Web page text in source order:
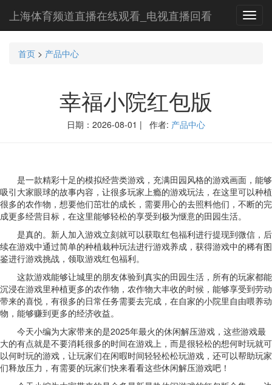
上海体育频道直播在线观看_电视直播回看
首页 > 产品中心
幸福小院红包版
日期：2026-08-01 | 作者: 产品中心
是一款精彩十足的模拟经营类游戏，充满田园风格的游戏画面，能够
吸引大家眼球的故事内容，让很多玩家上瘾的游戏玩法，在这里可以种植
很多的农作物，想要他们茁壮的成长，需要用心的去照料他们，不断的完
成更多经营目标，在这里能够轻松的享受到极为惬意的田园生活。
是真的。新人加入游戏立刻就可以获取红包福利进行提现到微信，后
续在游戏中通过简单的种植栽种玩法进行游戏养成，获得游戏中的稀有图
鉴进行游戏挑战，领取游戏红包福利。
这款游戏能够让城里的朋友体验到真实的田园生活，所有的玩家都能
沉浸在游戏里种植更多的农作物，农作物大丰收的时候，能够享受到劳动
带来的喜悦，有很多的日常任务需要去完成，在自家的小院里自由喂养动
物，能够赚到更多的经济收益。
今天小编为大家带来的是2025年最火的休闲解压游戏，这些游戏最
大的有点就是不要消耗很多的时间在游戏上，而是很轻松的想何时玩就可
以何时玩的游戏，让玩家们在闲暇时间轻轻松松玩游戏，还可以帮助玩家
们释放压力，有需要的玩家们快来看看这些休闲解压游戏吧！